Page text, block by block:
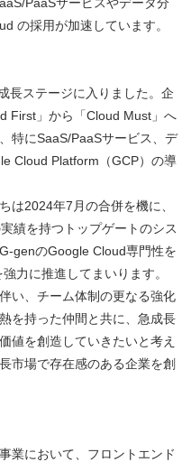
の採用が加速しています。
長ステージに入りました。企
First」から「Cloud Must」へ
特にSaaS/PaaSサービス、デ
Cloud Platform（GCP）の導
は2024年7月の合併を機に、
績を持つトップゲートのシス
genのGoogle Cloud専門性を
力に推進してまいります。
い、チーム体制の更なる強化
を持った仲間と共に、急成長
値を創造していきたいと考え
市場で存在感のある企業を創
業において、フロントエンド